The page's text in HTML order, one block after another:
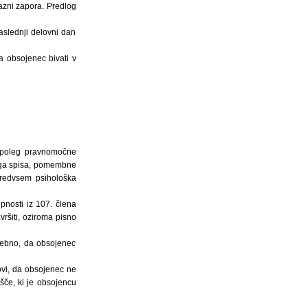
zapora. Predlog
delovni dan
obsojenec bivati v
pravnomočne
spisa, pomembne
psihološka
iz 107. člena
oziroma pisno
da obsojenec
da obsojenec ne
ki je obsojencu